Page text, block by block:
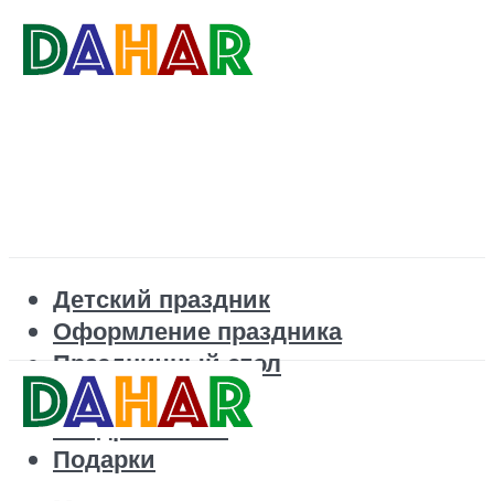
Детский праздник
Оформление праздника
Праздничный стол
Корпоратив
Поздравления
Подарки